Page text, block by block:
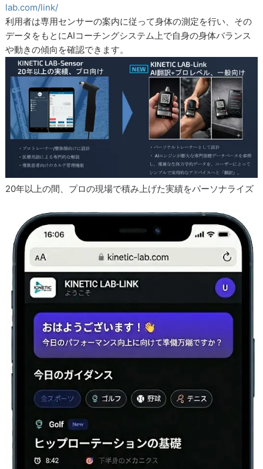
lab.com/link/
利用者は専用センサーの案内に従って身体の測定を行い、その
データをもとにAIコーチングシステム上で自身の身体バランス
や動きの傾向を確認できます。
20年以上の間、プロの現場で積み上げた実績をパーソナライズ